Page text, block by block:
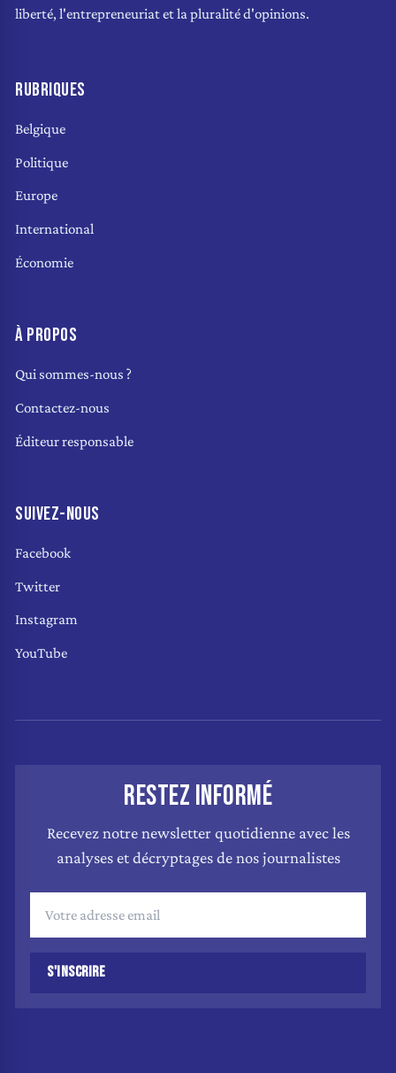
liberté, l'entrepreneuriat et la pluralité d'opinions.
RUBRIQUES
Belgique
Politique
Europe
International
Économie
À PROPOS
Qui sommes-nous ?
Contactez-nous
Éditeur responsable
SUIVEZ-NOUS
Facebook
Twitter
Instagram
YouTube
RESTEZ INFORMÉ
Recevez notre newsletter quotidienne avec les
analyses et décryptages de nos journalistes
S'INSCRIRE